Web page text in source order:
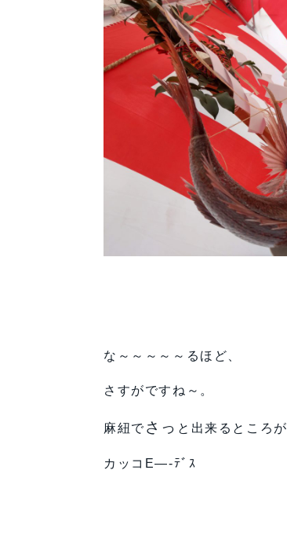
な～～～～～るほど、
さすがですね～。
麻紐でさっ と出来るところが
カッコE—-ﾃﾞｽ